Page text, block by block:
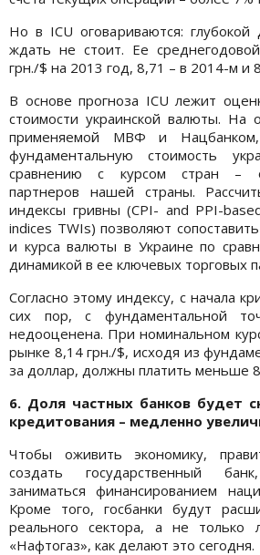
Но в ICU оговариваются: глубокой
ждать не стоит. Ее
грн./$ на 2013 год, 8,71 – в 2014-м и
В основе прогноза ICU лежит
стоимости украинской валюты. На
применяемой МВФ и Нацбанком,
фундаментальную стоимость
сравнению с курсом стран –
партнеров нашей страны.
индексы гривны (CPI- and PPI-
indices TWIs) позволяют
и курса валюты в Украине по
динамикой в ее ключевых торговых
Согласно этому индексу, с начала
сих пор, с фундаментальной
недооценена. При номинальном
рынке 8,14 грн./$, исходя из
за доллар, должны платить меньше
6. Доля частных банков будет
кредитования – медленно
Чтобы оживить экономику,
создать государственный
заниматься финансированием
Кроме того, госбанки будут
реального сектора, а не только
«Нафтогаз», как делают это сегодня.